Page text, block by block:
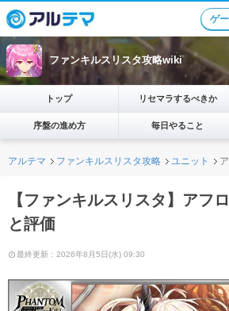
ゲ
ファンキルスリスタ攻略wiki
トップ リセマラするべきか
序盤の進め方 毎日やること
アルテマ ファンキルスリスタ攻略 ユニット
【ファンキルスリスタ】アフ
と評価
最終更新：2026年8月5日(水) 09:30